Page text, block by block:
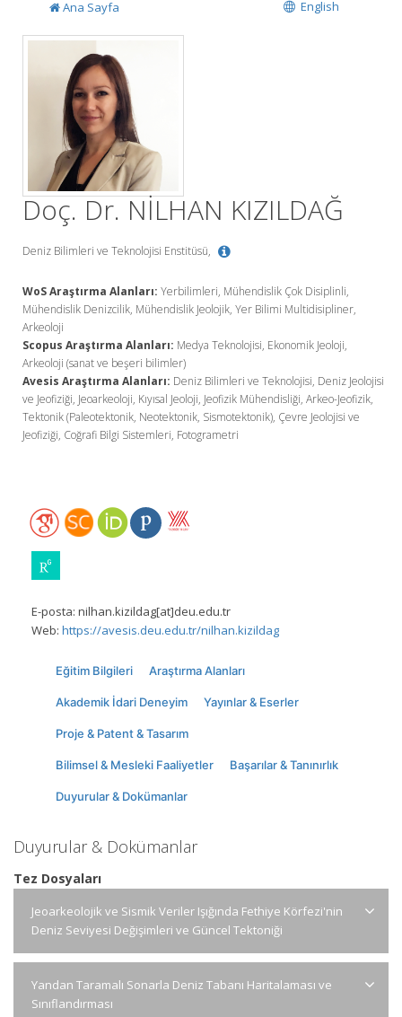
English
Ana Sayfa
Doç. Dr. NİLHAN KIZILDAĞ
Deniz Bilimleri ve Teknolojisi Enstitüsü,
WoS Araştırma Alanları: Yerbilimleri, Mühendislik Çok Disiplinli,
Mühendislik Denizcilik, Mühendislik Jeolojik, Yer Bilimi Multidisipliner,
Arkeoloji
Scopus Araştırma Alanları: Medya Teknolojisi, Ekonomik Jeoloji,
Arkeoloji (sanat ve beşeri bilimler)
Avesis Araştırma Alanları: Deniz Bilimleri ve Teknolojisi, Deniz Jeolojisi
ve Jeofiziği, Jeoarkeoloji, Kıyısal Jeoloji, Jeofizik Mühendisliği, Arkeo-Jeofizik,
Tektonik (Paleotektonik, Neotektonik, Sismotektonik), Çevre Jeolojisi ve
Jeofiziği, Coğrafi Bilgi Sistemleri, Fotogrametri
E-posta: nilhan.kizildag[at]deu.edu.tr
Web: https://avesis.deu.edu.tr/nilhan.kizildag
Eğitim Bilgileri Araştırma Alanları
Akademik İdari Deneyim Yayınlar & Eserler
Proje & Patent & Tasarım
Bilimsel & Mesleki Faaliyetler Başarılar & Tanınırlık
Duyurular & Dokümanlar
Duyurular & Dokümanlar
Tez Dosyaları
Jeoarkeolojik ve Sismik Veriler Işığında Fethiye Körfezi'nin
Deniz Seviyesi Değişimleri ve Güncel Tektoniği
Yandan Taramalı Sonarla Deniz Tabanı Haritalaması ve
Sınıflandırması